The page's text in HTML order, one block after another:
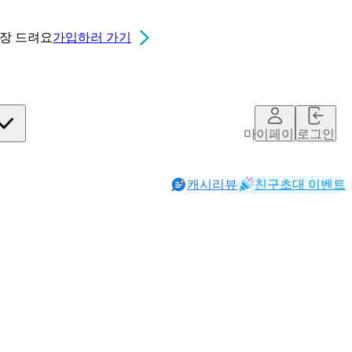
드려요가입하러 가기
마이페이지로그인
캐시리뷰 친구초대 이벤트